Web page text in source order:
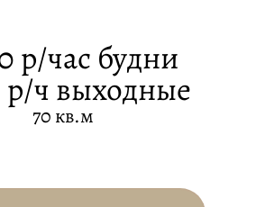
р/час будни
р/ч выходные
70 кв.м